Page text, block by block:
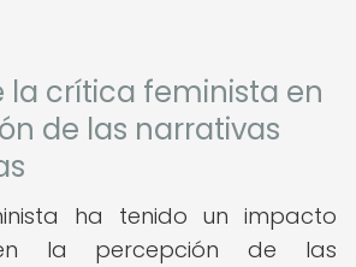
la crítica feminista en
de las narrativas
ha tenido un impacto
en la percepción de las